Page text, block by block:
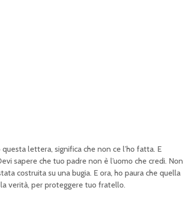
lettera, significa che non ce l’ho fatta. E
sapere che tuo padre non è l’uomo che credi. Non
costruita su una bugia. E ora, ho paura che quella
verità, per proteggere tuo fratello.